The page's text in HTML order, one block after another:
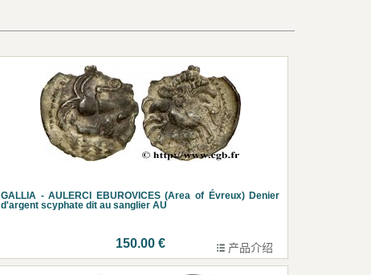
GALLIA - AULERCI EBUROVICES (Area of Évreux) Denier
d'argent scyphate dit au sanglier AU
150.00 € 产品介绍